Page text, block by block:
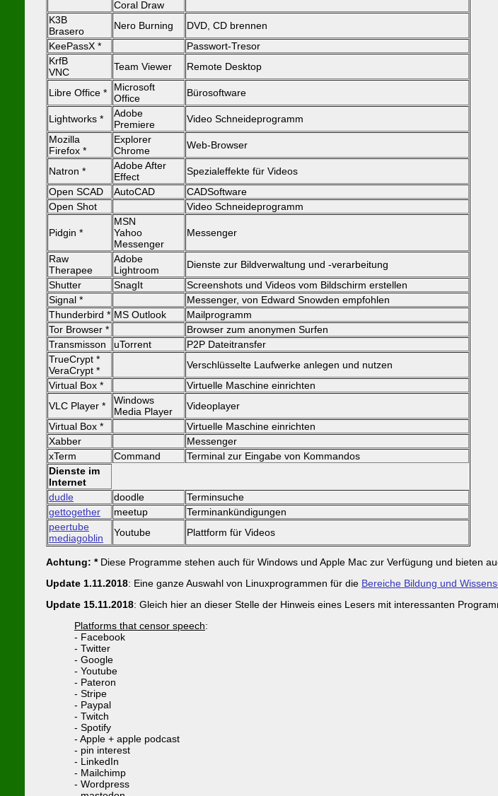
Coral Draw
K3B
Brasero
Nero Burning
DVD, CD brennen
KeePassX *
Passwort-Tresor
KrfB
VNC
Team Viewer Remote Desktop
Libre Office *
Microsoft
Office
Bürosoftware
Lightworks *
Adobe
Premiere
Video Schneideprogramm
Mozilla
Firefox *
Explorer
Chrome
Web-Browser
Natron *
Adobe After
Effect
Spezialeffekte für Videos
Open SCAD
AutoCAD
CADSoftware
Open Shot
Video Schneideprogramm
Pidgin *
MSN
Yahoo
Messenger
Messenger
Raw
Therapee
Adobe
Lightroom
Dienste zur Bildverwaltung und -verarbeitung
Shutter
SnagIt
Screenshots und Videos vom Bildschirm erstellen
Signal *
Messenger, von Edward Snowden empfohlen
Thunderbird * MS Outlook
Mailprogramm
Tor Browser *
Browser zum anonymen Surfen
Transmisson
uTorrent
P2P Dateitransfer
TrueCrypt *
VeraCrypt *
Verschlüsselte Laufwerke anlegen und nutzen
Virtual Box *
Virtuelle Maschine einrichten
VLC Player *
Windows
Media Player
Videoplayer
Virtual Box *
Virtuelle Maschine einrichten
Xabber
Messenger
xTerm
Command
Terminal zur Eingabe von Kommandos
Dienste im
Internet
dudle
doodle
Terminsuche
gettogether
meetup
Terminankündigungen
peertube
mediagoblin
Youtube Plattform für Videos
Achtung: * Diese Programme stehen auch für Windows und Apple Mac zur Verfügung und bieten
Update 1.11.2018: Eine ganze Auswahl von Linuxprogrammen für die Bereiche Bildung und
Update 15.11.2018: Gleich hier an dieser Stelle der Hinweis eines Lesers mit interessanten
Platforms that censor speech:
- Facebook
- Twitter
- Google
- Youtube
- Pateron
- Stripe
- Paypal
- Twitch
- Spotify
- Apple + apple podcast
- pin interest
- LinkedIn
- Mailchimp
- Wordpress